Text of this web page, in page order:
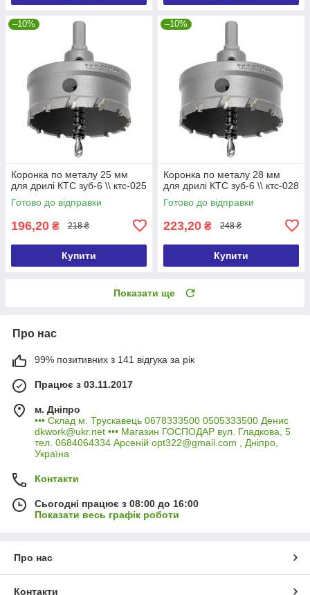
–10%
Коронка по металу 25 мм
для дрилі КТС зуб-6 \\ ктс-025
Готово до відправки
196,20 ₴ 218 ₴
Купити
–10%
Коронка по металу 28 мм
для дрилі КТС зуб-6 \\ ктс-028
Готово до відправки
223,20 ₴ 248 ₴
Купити
Показати ще
Про нас
99% позитивних з 141 відгука за рік
Працює з 03.11.2017
м. Дніпро
••• Склад м. Трускавець 0678333500 0505333500 Денис
dkwork@ukr.net ••• Магазин ГОСПОДАР вул. Гладкова, 5
тел. 0684064334 Арсеній opt322@gmail.com , Дніпро,
Україна
Контакти
Сьогодні працює з 08:00 до 16:00
Показати весь графік роботи
Про нас
Контакти